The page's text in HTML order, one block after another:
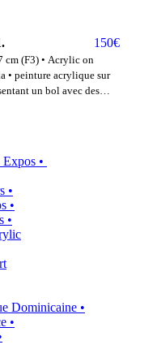
150€
Acrylic on
• peinture acrylique sur
un bol avec des
Expos •
•
•
•
Dominicaine •
•